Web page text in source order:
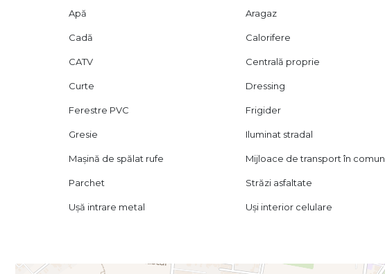
Apă Aragaz
Cadă Calorifere
CATV Centrală proprie
Curte Dressing
Ferestre PVC Frigider
Gresie Iluminat stradal
Mașină de spălat rufe Mijloace de transport în comun
Parchet Străzi asfaltate
Ușă intrare metal Uși interior celulare